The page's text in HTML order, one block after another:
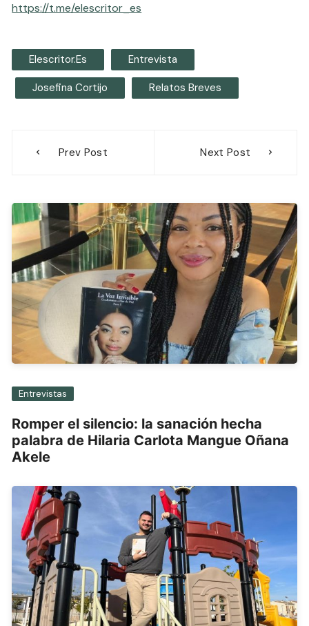
https://t.me/elescritor_es
Elescritor.es Entrevista
Josefina Cortijo Relatos Breves
Prev Post Next Post
Entrevistas
Romper el silencio: la sanación hecha
palabra de Hilaria Carlota Mangue Oñana
Akele